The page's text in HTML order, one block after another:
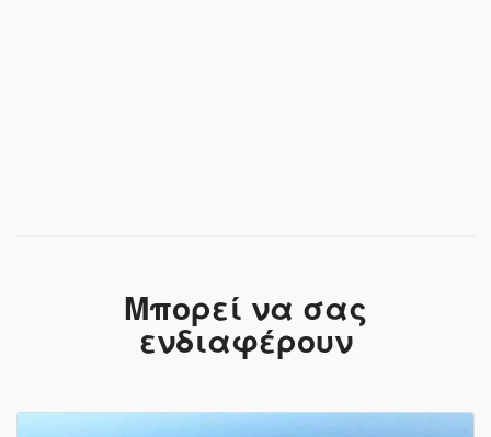
Μπορεί να σας
ενδιαφέρουν